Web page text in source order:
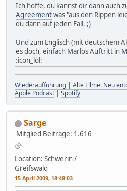
Ich hoffe, du kannst dir dann auch
Agreementwas "aus den Rippen
du dann auf jeden Fall. ;)
Und zum Englisch (mit deutschem
es doch, einfach Marlos Auftritt in
:icon_lol:
Wiederaufführung | Alte Filme. Neu
Apple Podcast | Spotify
Sarge
Mitglied Beiträge: 1.616
Location: Schwerin /
Greifswald
15 April 2009, 18:48:03